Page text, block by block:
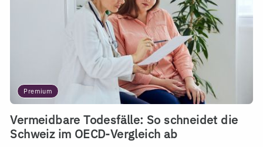
Premium
Vermeidbare Todesfälle: So schneidet die
Schweiz im OECD-Vergleich ab